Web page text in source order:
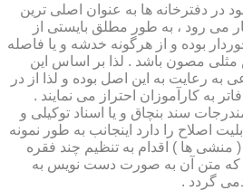
در دفترخانه ها به عنوان اصلی ترین
می رود ، به طور مطلق بایستی از
بوده و از هرگونه خدشه و یا فاصله
مثلی مصون باشد . لذا بر اساس این
به رعایت به این اصل بوده و لذا از در
به کارآموزان احتراز می نمایند .
سند بنچاق و یا اسناد توکیلی و
اصلاح را دارد اینجانب به طور نمونه
منشی ها ) اقدام به تنظیم چند فقره
که متن آن به صورت دست نویس به
گردد .